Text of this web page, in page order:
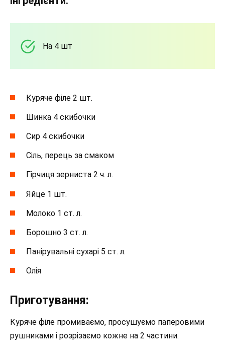
На 4 шт
Куряче філе 2 шт.
Шинка 4 скибочки
Сир 4 скибочки
Сіль, перець за смаком
Гірчиця зерниста 2 ч. л.
Яйце 1 шт.
Молоко 1 ст. л.
Борошно 3 ст. л.
Панірувальні сухарі 5 ст. л.
Олія
Приготування:
Куряче філе промиваємо, просушуємо паперовими
рушниками і розрізаємо кожне на 2 частини.